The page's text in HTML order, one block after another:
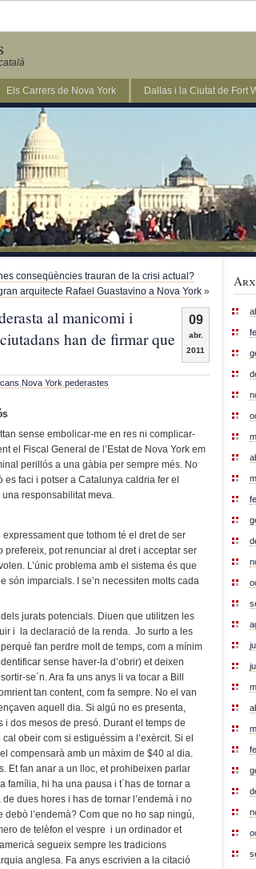
Els Carrers de Nova York Dallas i la Ciutat de Fort
conseqüències trauran de la crisi actual?
arquitecte Rafael Guastavino a Nova York »
09
abr.
2011
al manicomi i
han de firmar que
Nova York pederastes
sense embolicar-me en res ni complicar-
el Fiscal General de l’Estat de Nova York em
perillós a una gàbia per sempre més. No
faci i potser a Catalunya caldria fer el
responsabilitat meva.
que tothom té el dret de ser
pot renunciar al dret i acceptar ser
L’únic problema amb el sistema és que
són imparcials. I se’n necessiten molts cada
jurats potencials. Diuen que utilitzen les
i la declaració de la renda. Jo surto a les
fan perdre molt de temps, com a mínim
sense haver-la d’obrir) et deixen
se´n. Ara fa uns anys li va tocar a Bill
tan content, com fa sempre. No el van
aquell dia. Si algú no es presenta,
i dos mesos de presó. Durant el temps de
obeir com si estiguéssim a l’exèrcit. Si el
compensarà amb un màxim de $40 al dia.
Et fan anar a un lloc, et prohibeixen parlar
família, hi ha una pausa i t´has de tornar a
dues hores i has de tornar l’endemà i no
l’endemà? Com que no ho sap ningú,
de telèfon el vespre i un ordinador et
segueix sempre les tradicions
anglesa. Fa anys escrivien a la citació